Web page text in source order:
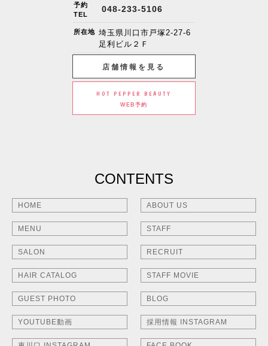
予約
TEL
048-233-5106
所在地 埼玉県川口市戸塚2-27-6
足利ビル２Ｆ
店舗情報を見る
HOT PEPPER BEAUTY
WEB予約
CONTENTS
HOME ABOUT US
MENU STAFF
SALON RECRUIT
HAIR CATALOG STAFF MOVIE
GUEST PHOTO BLOG
YOUTUBE動画 採用情報 INSTAGRAM